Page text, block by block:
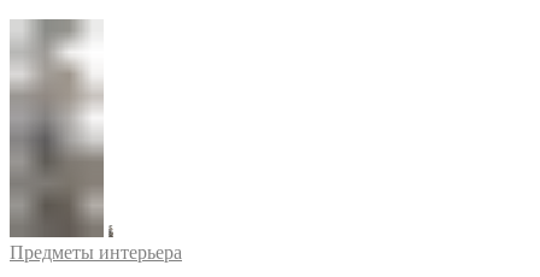
Предметы интерьера